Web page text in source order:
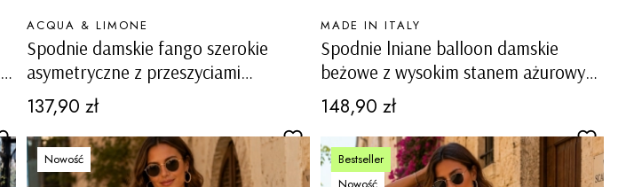
Spodnie damskie fango szerokie
asymetryczne z przeszyciami
kieszeniami i podszewką boho
Quincinetto
PRODUCENT
ACQUA & LIMONE
Cena
137,90 zł
Spodnie lniane balloon damskie
beżowe z wysokim stanem ażurowymi
zdobieniami na nogawkach i
kieszeniami Cadria
PRODUCENT
MADE IN ITALY
Cena
148,90 zł
Nowość
Bestseller